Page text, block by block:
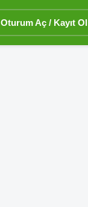
Oturum Aç / Kayıt Ol